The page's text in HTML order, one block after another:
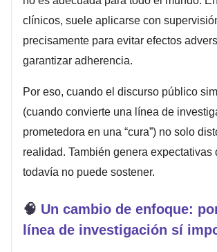
clínicos, suele aplicarse con
precisamente para evitar efectos
garantizar adherencia.
Por eso, cuando el discurso público
(cuando convierte una línea de
prometedora en una “cura”) no solo
realidad. También genera expectativas
todavía no puede sostener.
🧠 Un cambio de enfoque:
línea de investigación sí